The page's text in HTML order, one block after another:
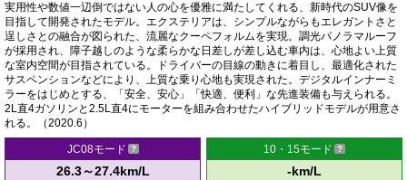
実用性や数値一辺倒ではない人の心を優雅に満たしてくれる、新時代のSUV像を
目指して開発されたモデル。エクステリアは、シンプルながらもエレガントさと
逞しさとの融合が図られた、流麗なクーペフォルムを実現。調光パノラマルーフ
が採用され、障子越しのような柔らかな日差しが差し込む車内は、心地よい上質
な室内空間が目指されている。ドライバーの目線の動きに着目し、最適化された
サスペンションなどにより、上質な乗り心地も実現された。デジタルインナーミ
ラーをはじめとする、「安全、安心」「快適、便利」な先進装備も与えられる。
2L直4ガソリンと2.5L直4にモーターを組み合わせたハイブリッドモデルが用意さ
れる。（2020.6）
JC08モード
26.3～27.4km/L
10・15モード
-km/L